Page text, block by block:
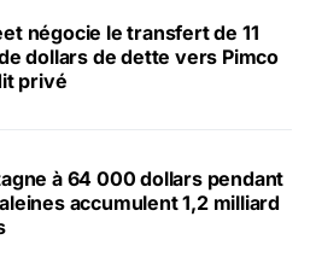
négocie le transfert de 11
dollars de dette vers Pimco
privé
à 64 000 dollars pendant
accumulent 1,2 milliard